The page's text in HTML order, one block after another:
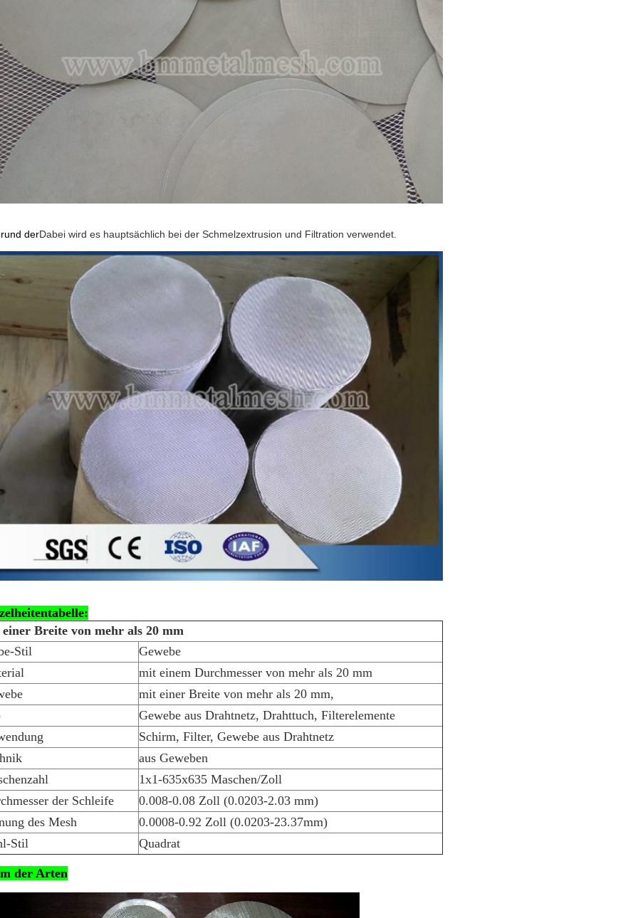
derDabei wird es hauptsächlich bei der Schmelzextrusion und Filtration verwendet.
Breite von mehr als 20 mm
Stil
Gewebe
mit einem Durchmesser von mehr als 20 mm
mit einer Breite von mehr als 20 mm,
Gewebe aus Drahtnetz, Drahttuch, Filterelemente
Schirm, Filter, Gewebe aus Drahtnetz
aus Geweben
1x1-635x635 Maschen/Zoll
der Schleife
0.008-0.08 Zoll (0.0203-2.03 mm)
des Mesh
0.0008-0.92 Zoll (0.0203-23.37mm)
Stil
Quadrat
der Arten